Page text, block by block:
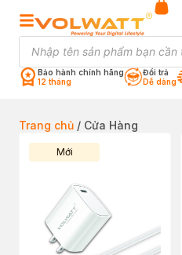
Bảo hành chính hãng
12 tháng
Đổi trả
Dễ dàng
Trang chủ / Cửa Hàng
Mới